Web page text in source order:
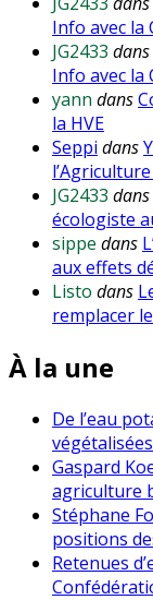
Info avec la
JG2433 dans
Info avec la
yann dans
la HVE
Seppi dans
l’Agriculture
JG2433 dans
écologiste
sippe dans
aux effets
Listo dans
remplacer
À la une
De l’eau
végétalisées
Gaspard
agriculture
Stéphane
positions
Retenues